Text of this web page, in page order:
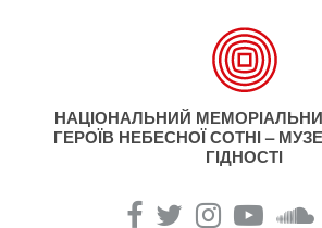
НАЦІОНАЛЬНИЙ
ГЕРОЇВ НЕБЕСНОЇ СОТНІ –
ГІДНОСТІ